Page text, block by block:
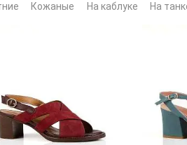
Кожаные На каблуке На